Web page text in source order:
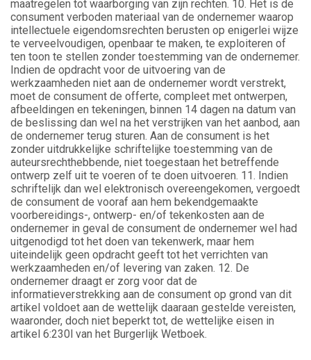
maatregelen tot waarborging van zijn rechten. 10. Het is de
consument verboden materiaal van de ondernemer waarop
intellectuele eigendomsrechten berusten op enigerlei wijze
te verveelvoudigen, openbaar te maken, te exploiteren of
ten toon te stellen zonder toestemming van de ondernemer.
Indien de opdracht voor de uitvoering van de
werkzaamheden niet aan de ondernemer wordt verstrekt,
moet de consument de offerte, compleet met ontwerpen,
afbeeldingen en tekeningen, binnen 14 dagen na datum van
de beslissing dan wel na het verstrijken van het aanbod, aan
de ondernemer terug sturen. Aan de consument is het
zonder uitdrukkelijke schriftelijke toestemming van de
auteursrechthebbende, niet toegestaan het betreffende
ontwerp zelf uit te voeren of te doen uitvoeren. 11. Indien
schriftelijk dan wel elektronisch overeengekomen, vergoedt
de consument de vooraf aan hem bekendgemaakte
voorbereidings-, ontwerp- en/of tekenkosten aan de
ondernemer in geval de consument de ondernemer wel had
uitgenodigd tot het doen van tekenwerk, maar hem
uiteindelijk geen opdracht geeft tot het verrichten van
werkzaamheden en/of levering van zaken. 12. De
ondernemer draagt er zorg voor dat de
informatieverstrekking aan de consument op grond van dit
artikel voldoet aan de wettelijk daaraan gestelde vereisten,
waaronder, doch niet beperkt tot, de wettelijke eisen in
artikel 6:230l van het Burgerlijk Wetboek.